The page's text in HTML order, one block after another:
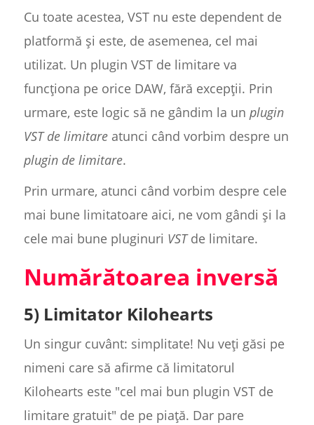
Cu toate acestea, VST nu este dependent de
platformă și este, de asemenea, cel mai
utilizat. Un plugin VST de limitare va
funcționa pe orice DAW, fără excepții. Prin
urmare, este logic să ne gândim la un plugin
VST de limitareatunci când vorbim despre un
plugin de limitare.
Prin urmare, atunci când vorbim despre cele
mai bune limitatoare aici, ne vom gândi și la
cele mai bune pluginuri VSTde limitare.
Numărătoarea inversă
5) Limitator Kilohearts
Un singur cuvânt: simplitate! Nu veți găsi pe
nimeni care să afirme că limitatorul
Kilohearts este "cel mai bun plugin VST de
limitare gratuit" de pe piață. Dar pare